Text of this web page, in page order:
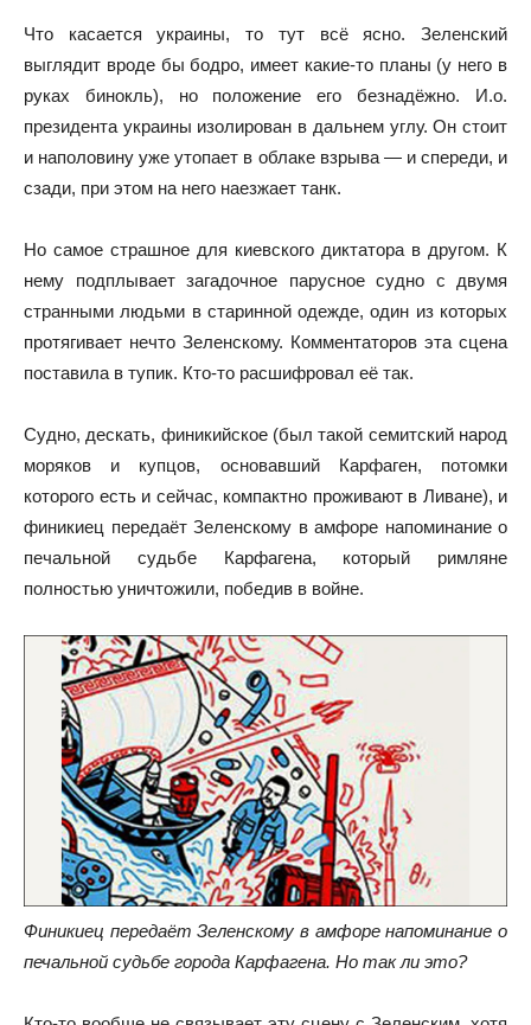
Что касается украины, то тут всё ясно. Зеленский
выглядит вроде бы бодро, имеет какие-то планы (у него в
руках бинокль), но положение его безнадёжно. И.о.
президента украины изолирован в дальнем углу. Он стоит
и наполовину уже утопает в облаке взрыва — и спереди, и
сзади, при этом на него наезжает танк.
Но самое страшное для киевского диктатора в другом. К
нему подплывает загадочное парусное судно с двумя
странными людьми в старинной одежде, один из которых
протягивает нечто Зеленскому. Комментаторов эта сцена
поставила в тупик. Кто-то расшифровал её так.
Судно, дескать, финикийское (был такой семитский народ
моряков и купцов, основавший Карфаген, потомки
которого есть и сейчас, компактно проживают в Ливане), и
финикиец передаёт Зеленскому в амфоре напоминание о
печальной судьбе Карфагена, который римляне
полностью уничтожили, победив в войне.
Финикиец передаёт Зеленскому в амфоре напоминание о
печальной судьбе города Карфагена. Но так ли это?